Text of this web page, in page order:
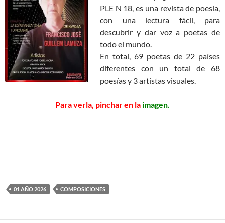
PLE N 18, es una revista de poesía,
con una lectura fácil, para
descubrir y dar voz a poetas de
todo el mundo.
En total, 69 poetas de 22 países
diferentes con un total de 68
poesías y 3 artistas visuales.
Para verla, pinchar en la imagen.
01 AÑO 2026 COMPOSICIONES